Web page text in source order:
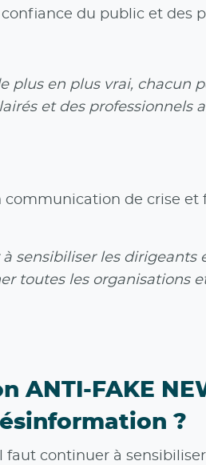
du public et des
plus en plus vrai, chacun
et des professionnels
de crise et
les dirigeants
toutes les organisations
ANTI-FAKE
?
continuer à